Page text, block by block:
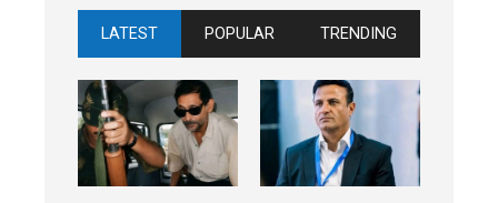
LATEST POPULAR TRENDING